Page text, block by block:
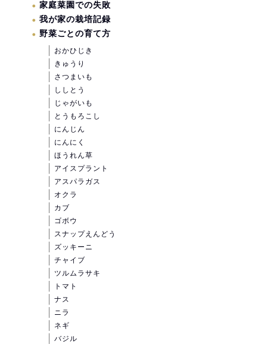
家庭菜園での失敗
我が家の栽培記録
野菜ごとの育て方
おかひじき
きゅうり
さつまいも
ししとう
じゃがいも
とうもろこし
にんじん
にんにく
ほうれん草
アイスプラント
アスパラガス
オクラ
カブ
ゴボウ
スナップえんどう
ズッキーニ
チャイブ
ツルムラサキ
トマト
ナス
ニラ
ネギ
バジル